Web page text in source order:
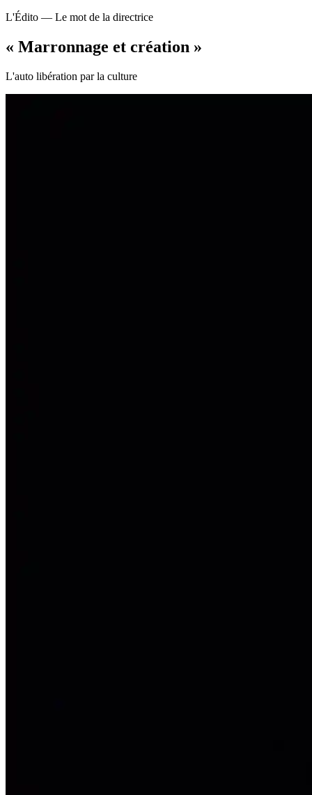
L'Édito — Le mot de la directrice
« Marronnage et création »
L'auto libération par la culture